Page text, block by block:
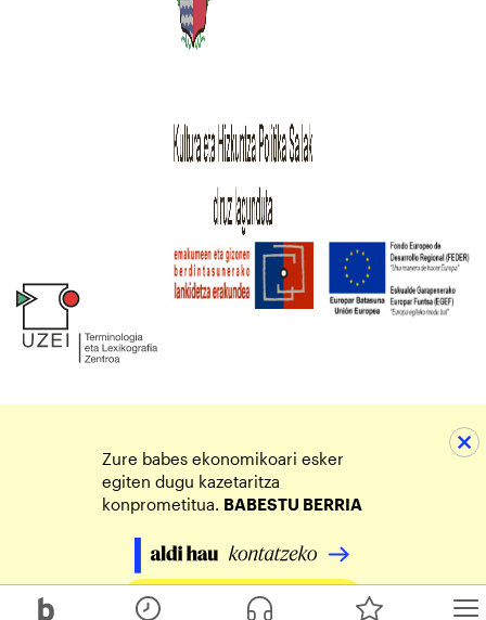
Zure babes ekonomikoari esker
egiten dugu kazetaritza
konprometitua. BABESTU BERRIA
Egin zure ekarpena